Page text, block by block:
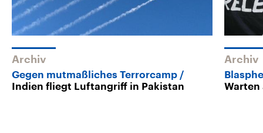
Archiv
Gegen mutmaßliches Terrorcamp
Indien fliegt Luftangriff in Pakistan
Archiv
Warten